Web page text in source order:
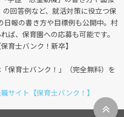
回答例など、就活対策に役立つ保
日報の書き方や目標例も公開中。村
ば、保育園への応募も可能です。
育士バンク！新卒】
保育士バンク！」（完全無料）を
サイト【保育士バンク！】